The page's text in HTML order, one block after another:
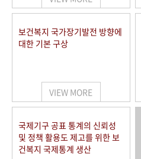
보건복지 국가장기발전 방향에
대한 기본 구상
VIEW MORE
국제기구 공표 통계의 신뢰성
및 정책 활용도 제고를 위한 보
건복지 국제통계 생산